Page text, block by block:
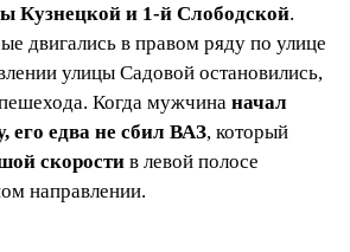
Кузнецкой и 1-й Слободской.
двигались в правом ряду по улице
улицы Садовой остановились,
Когда мужчина начал
его едва не сбил ВАЗ, который
скорости в левой полосе
направлении.